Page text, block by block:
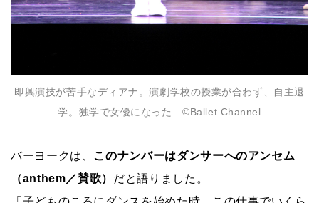
即興演技が苦手なディアナ。演劇学校の授業が合わず、自主退
学。独学で女優になった ©Ballet Channel
バーヨークは、 このナンバーはダンサーへのアンセム
（anthem／賛歌） だと語りました。